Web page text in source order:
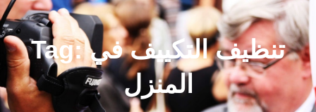
Tag:تنظيف التكييف في
المنزل